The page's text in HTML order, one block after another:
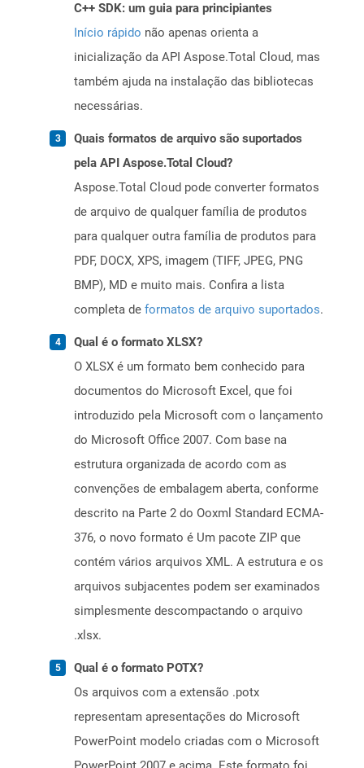
C++ SDK: um guia para principiantes
Início rápido não apenas orienta a
inicialização da API Aspose.Total Cloud, mas
também ajuda na instalação das bibliotecas
necessárias.
Quais formatos de arquivo são suportados
pela API Aspose.Total Cloud?
Aspose.Total Cloud pode converter formatos
de arquivo de qualquer família de produtos
para qualquer outra família de produtos para
PDF, DOCX, XPS, imagem (TIFF, JPEG, PNG
BMP), MD e muito mais. Confira a lista
completa de formatos de arquivo suportados.
Qual é o formato XLSX?
O XLSX é um formato bem conhecido para
documentos do Microsoft Excel, que foi
introduzido pela Microsoft com o lançamento
do Microsoft Office 2007. Com base na
estrutura organizada de acordo com as
convenções de embalagem aberta, conforme
descrito na Parte 2 do Ooxml Standard ECMA-
376, o novo formato é Um pacote ZIP que
contém vários arquivos XML. A estrutura e os
arquivos subjacentes podem ser examinados
simplesmente descompactando o arquivo
.xlsx.
Qual é o formato POTX?
Os arquivos com a extensão .potx
representam apresentações do Microsoft
PowerPoint modelo criadas com o Microsoft